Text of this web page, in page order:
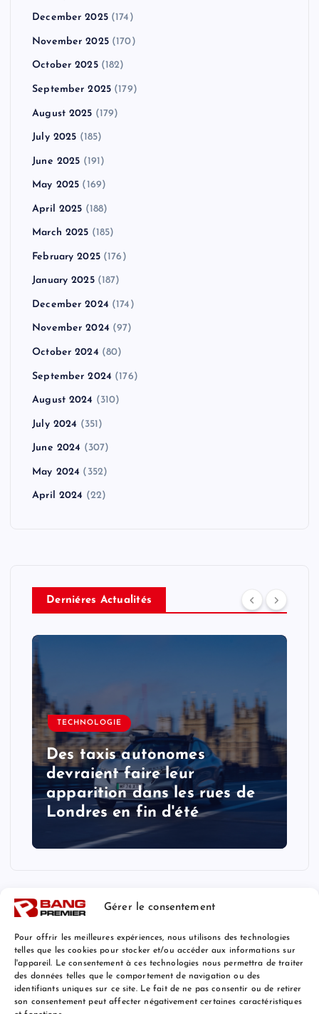
Gérer le consentement
Pour offrir les meilleures expériences, nous utilisons des technologies
telles que les cookies pour stocker et/ou accéder aux informations sur
l'appareil. Le consentement à ces technologies nous permettra de traiter
des données telles que le comportement de navigation ou des
identifiants uniques sur ce site. Le fait de ne pas consentir ou de retirer
son consentement peut affecter négativement certaines caractéristiques
December 2025(174)
November 2025(170)
October 2025(182)
September 2025 (179)
August 2025 (179)
July 2025 (185)
June 2025 (191)
May 2025 (169)
April 2025 (188)
March 2025 (185)
February 2025(176)
January 2025(187)
December 2024 (174)
November 2024 (97)
October 2024 (80)
September 2024 (176)
August 2024 (310)
July 2024 (351)
June 2024 (307)
May 2024 (352)
April 2024 (22)
Derniéres Actualités
TECHNOLOGIE
Des taxis autonomes
devraient faire leur
apparition dans les rues de
Londres en fin d'été
Mentions Légales